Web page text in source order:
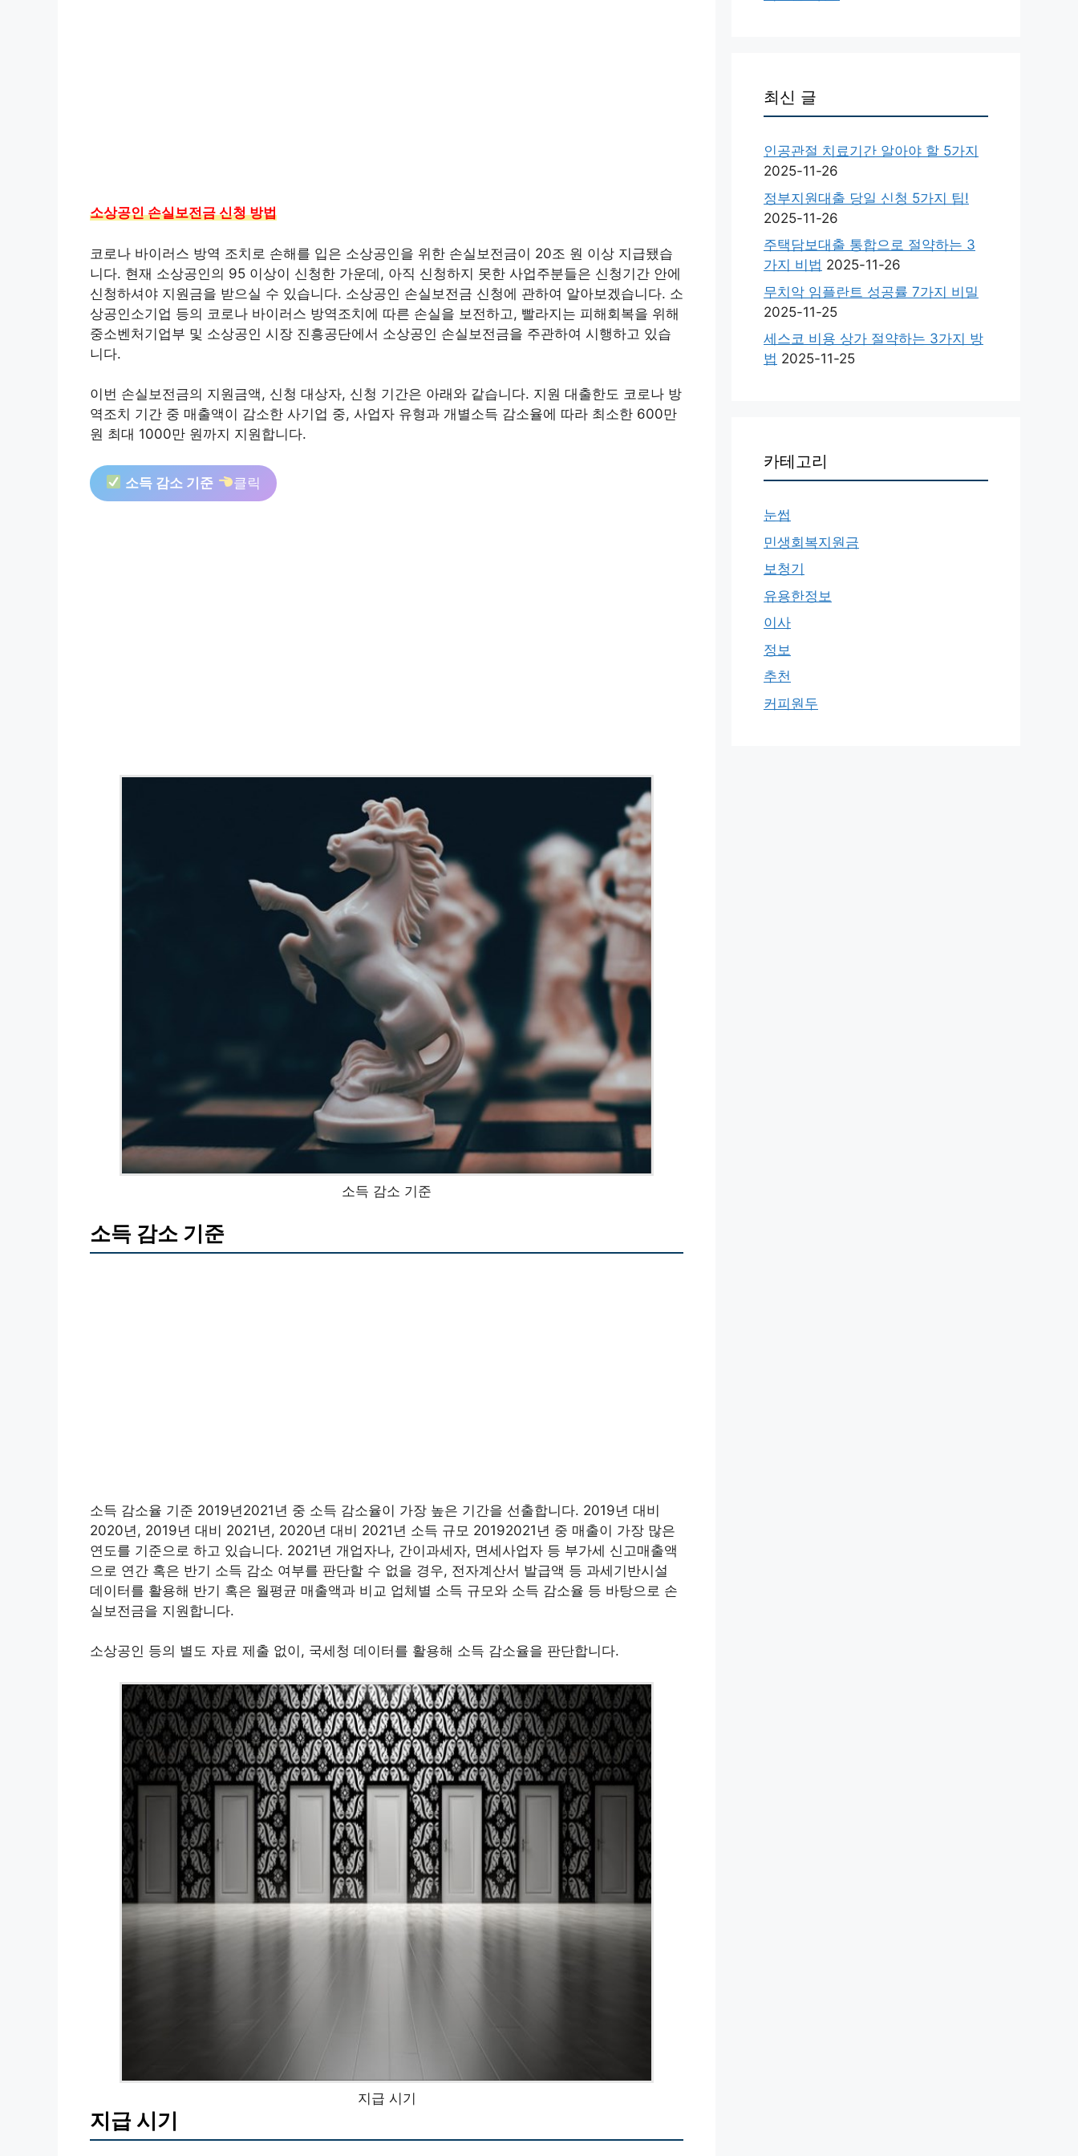
소상공인 손실보전금 신청 방법
코로나 바이러스 방역 조치로 손해를 입은 소상공인을 위한 손실보전금이 20조 원 이상 지급됐습
니다. 현재 소상공인의 95 이상이 신청한 가운데, 아직 신청하지 못한 사업주분들은 신청기간 안에
신청하셔야 지원금을 받으실 수 있습니다. 소상공인 손실보전금 신청에 관하여 알아보겠습니다. 소
상공인소기업 등의 코로나 바이러스 방역조치에 따른 손실을 보전하고, 빨라지는 피해회복을 위해
중소벤처기업부 및 소상공인 시장 진흥공단에서 소상공인 손실보전금을 주관하여 시행하고 있습
니다.
이번 손실보전금의 지원금액, 신청 대상자, 신청 기간은 아래와 같습니다. 지원 대출한도 코로나 방
역조치 기간 중 매출액이 감소한 사기업 중, 사업자 유형과 개별소득 감소율에 따라 최소한 600만
원 최대 1000만 원까지 지원합니다.
소득 감소 기준 클릭
소득 감소 기준
소득 감소 기준
소득 감소율 기준 2019년2021년 중 소득 감소율이 가장 높은 기간을 선출합니다. 2019년 대비
2020년, 2019년 대비 2021년, 2020년 대비 2021년 소득 규모 20192021년 중 매출이 가장 많은
연도를 기준으로 하고 있습니다. 2021년 개업자나, 간이과세자, 면세사업자 등 부가세 신고매출액
으로 연간 혹은 반기 소득 감소 여부를 판단할 수 없을 경우, 전자계산서 발급액 등 과세기반시설
데이터를 활용해 반기 혹은 월평균 매출액과 비교 업체별 소득 규모와 소득 감소율 등 바탕으로 손
실보전금을 지원합니다.
소상공인 등의 별도 자료 제출 없이, 국세청 데이터를 활용해 소득 감소율을 판단합니다.
지급 시기
지급 시기
최신 글
인공관절 치료기간 알아야 할 5가지
2025-11-26
정부지원대출 당일 신청 5가지 팁!
2025-11-26
주택담보대출 통합으로 절약하는 3
가지 비법 2025-11-26
무치악 임플란트 성공률 7가지 비밀
2025-11-25
세스코 비용 상가 절약하는 3가지 방
법 2025-11-25
카테고리
눈썹
민생회복지원금
보청기
유용한정보
이사
정보
추천
커피원두